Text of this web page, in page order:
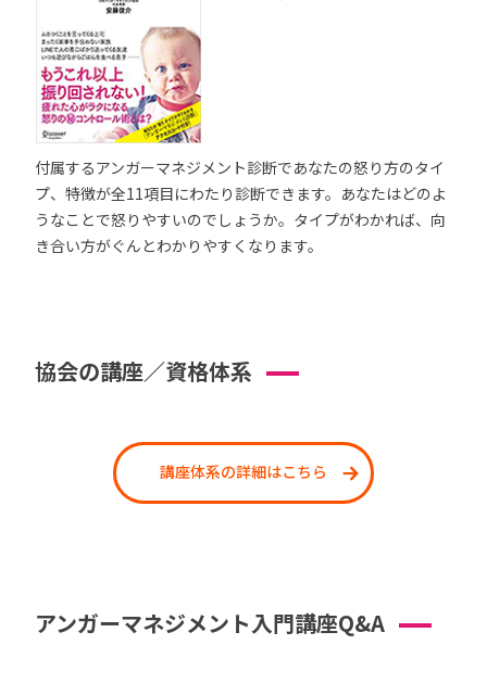
付属するアンガーマネジメント診断であなたの怒り方のタイ
プ、特徴が全11項目にわたり診断できます。あなたはどのよ
うなことで怒りやすいのでしょうか。タイプがわかれば、向
き合い方がぐんとわかりやすくなります。
協会の講座／資格体系
講座体系の詳細はこちら
アンガーマネジメント入門講座Q&A